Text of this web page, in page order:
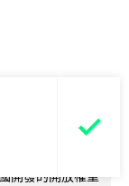
質疑安
開發的開放權重